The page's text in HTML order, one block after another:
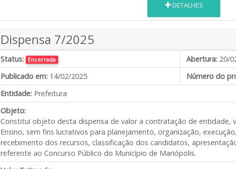
DETALHES
Dispensa 7/2025
Status: Encerrada Abertura: 20/
Publicado em: 14/02/2025
Número do
Entidade: Prefeitura
Objeto:
Constitui objeto desta dispensa de valor a contratação de entidade,
Ensino, sem fins lucrativos para planejamento, organização,
recebimento dos recursos, classificação dos candidatos,
referente ao Concurso Público do Município de Mariópolis.